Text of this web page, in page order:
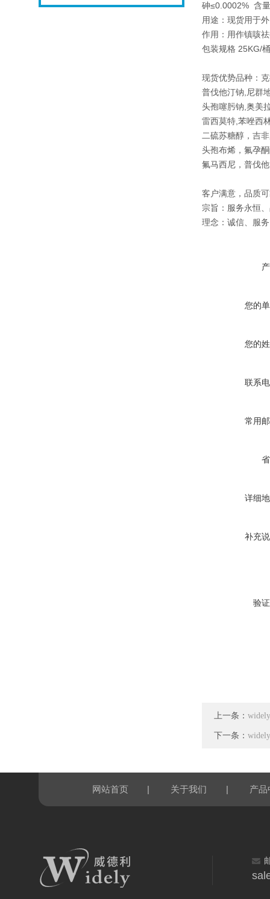
砷≤0.0002% 含
用途：现货用于
作用：用作镇咳
包装规格 25KG/
现货优势品种：
普伐他汀钠,尼群
头孢噻肟钠,奥美
雷西莫特,苯唑西
二硫苏糖醇，吉
头孢布烯，氟孕
氟马西尼，普伐
客户满意，品质
宗旨：服务永恒
理念：诚信、服
您的
您的
联系
常用
详细
补充
验
上一条：
下一条：
网站首页 | 关于我们 | 产品